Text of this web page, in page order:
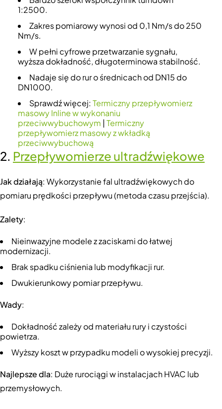
1:2500.
Zakres pomiarowy wynosi od 0,1 Nm/s do 250
Nm/s.
W pełni cyfrowe przetwarzanie sygnału,
wyższa dokładność, długoterminowa stabilność.
Nadaje się do rur o średnicach od DN15 do
DN1000.
Sprawdź więcej: Termiczny przepływomierz
masowy Inline w wykonaniu
przeciwwybuchowym | Termiczny
przepływomierz masowy z wkładką
przeciwwybuchową
2. Przepływomierze ultradźwiękowe
Jak działają: Wykorzystanie fal ultradźwiękowych do
pomiaru prędkości przepływu (metoda czasu przejścia).
Zalety:
Nieinwazyjne modele z zaciskami do łatwej
modernizacji.
Brak spadku ciśnienia lub modyfikacji rur.
Dwukierunkowy pomiar przepływu.
Wady:
Dokładność zależy od materiału rury i czystości
powietrza.
Wyższy koszt w przypadku modeli o wysokiej precyzji.
Najlepsze dla: Duże rurociągi w instalacjach HVAC lub
przemysłowych.